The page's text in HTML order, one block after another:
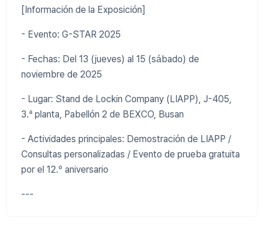
[Información de la Exposición]
- Evento: G-STAR 2025
- Fechas: Del 13 (jueves) al 15 (sábado) de
noviembre de 2025
- Lugar: Stand de Lockin Company (LIAPP), J-405,
3.ª planta, Pabellón 2 de BEXCO, Busan
- Actividades principales: Demostración de LIAPP /
Consultas personalizadas / Evento de prueba gratuita
por el 12.º aniversario
---